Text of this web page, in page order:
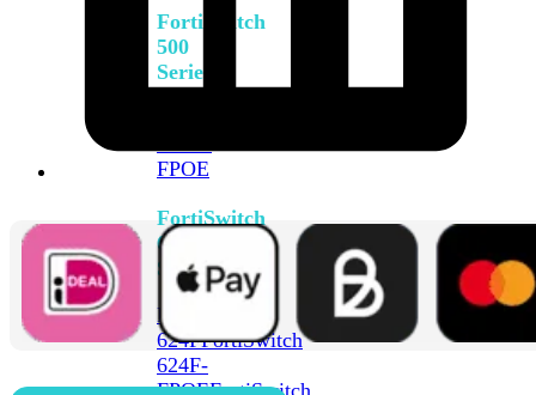
FortiSwitch
500
Series
FPOE
FortiSwitch
600
Series
FortiSwitch
624FFortiSwitch
624F-
FPOEFortiSwitch